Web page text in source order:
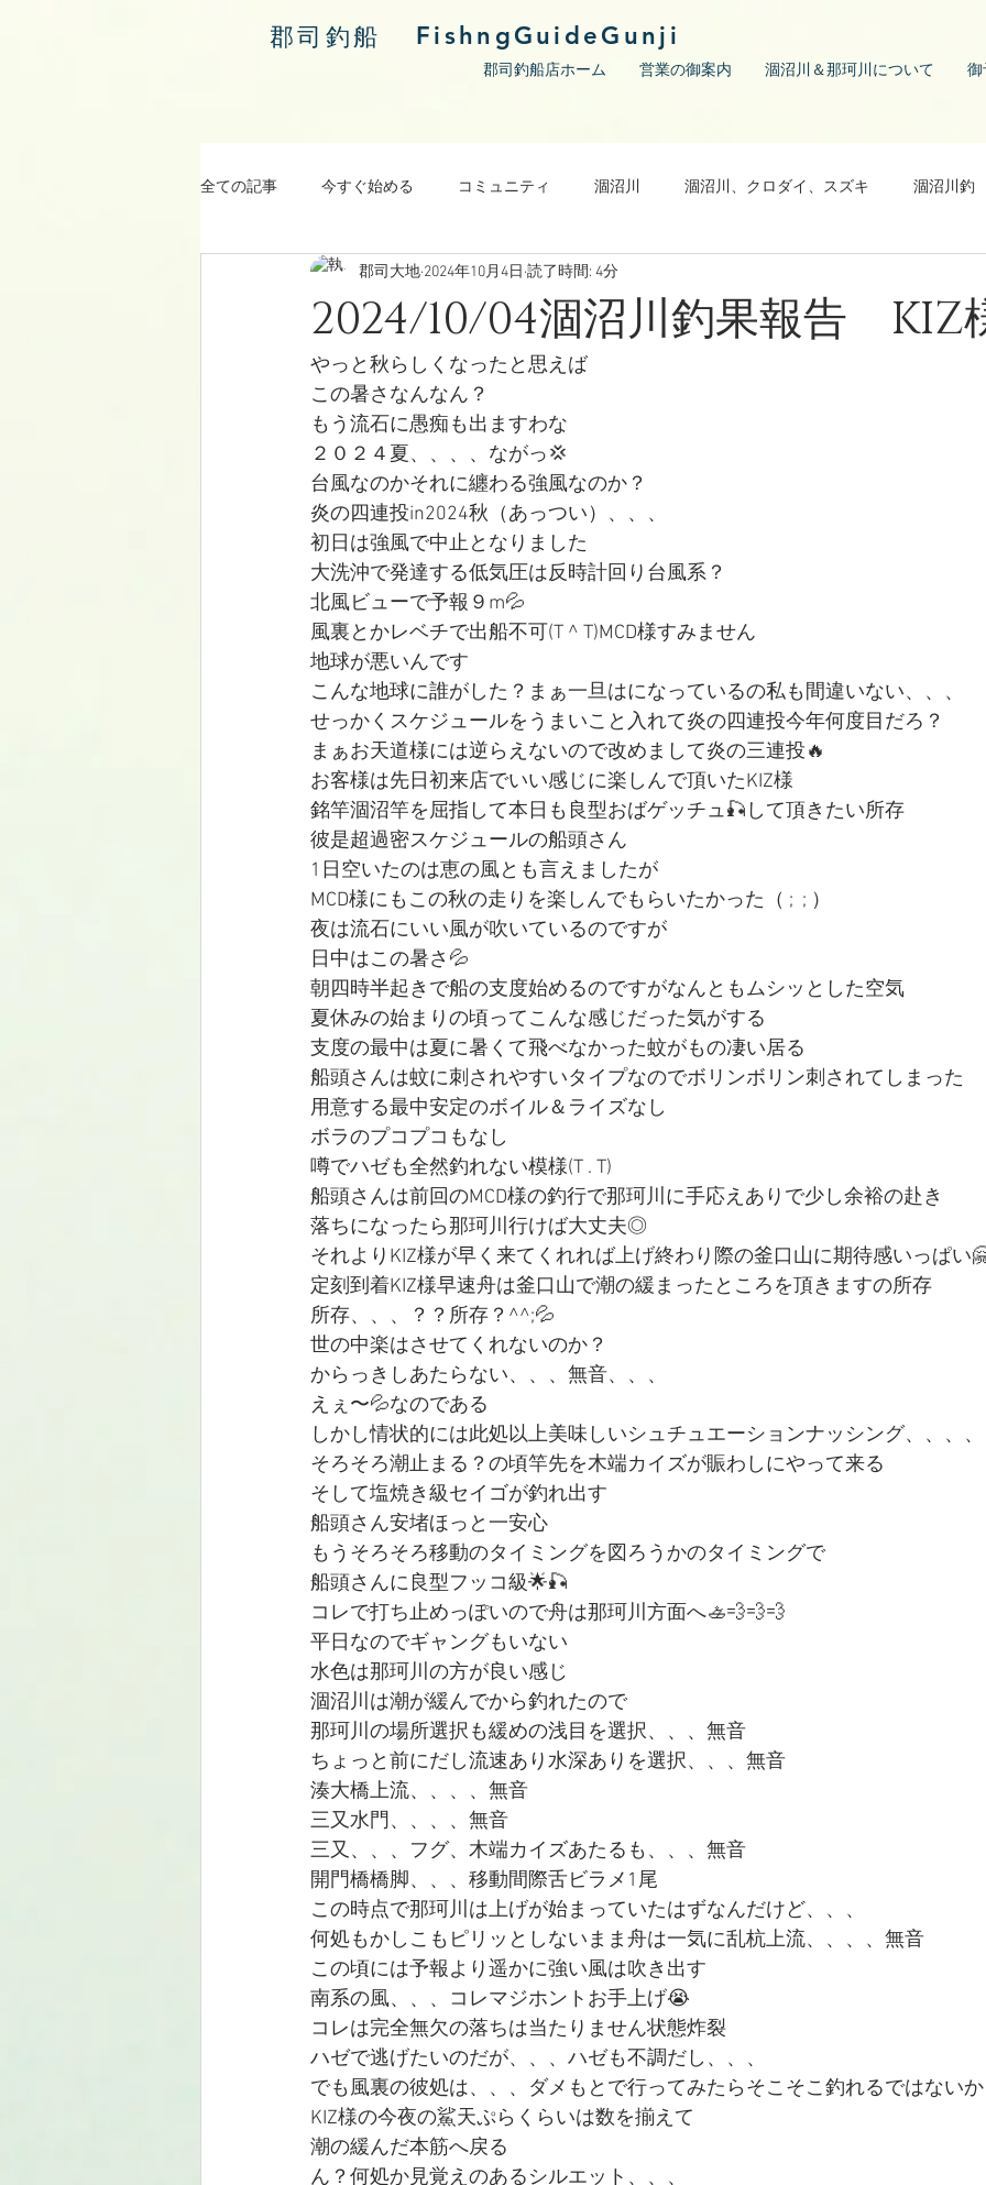
郡司釣船 FishngGuideGunji
郡司釣船店ホーム 営業の御案内 涸沼川＆那珂川について 御
全ての記事 今すぐ始める コミュニティ 涸沼川 涸沼川、クロダイ、スズキ 涸沼川釣
涸沼川釣果報告
2024/10/04涸沼川釣果報告 KIZ
郡司大地 2024年10月4日 読了時間: 4分
やっと秋らしくなったと思えば
この暑さなんなん？
もう流石に愚痴も出ますわな
２０２４夏、、、、ながっ💢
台風なのかそれに纏わる強風なのか？
炎の四連投in2024秋（あっつい）、、、
初日は強風で中止となりました
大洗沖で発達する低気圧は反時計回り台風系？
北風ビューで予報９m💦
風裏とかレベチで出船不可(T ^ T)MCD様すみません
地球が悪いんです
こんな地球に誰がした？まぁ一旦はになっているの私も間違いない、、、
せっかくスケジュールをうまいこと入れて炎の四連投今年何度目だろ？
まぁお天道様には逆らえないので改めまして炎の三連投🔥
お客様は先日初来店でいい感じに楽しんで頂いたKIZ様
銘竿涸沼竿を屈指して本日も良型おばゲッチュ🎣して頂きたい所存
彼是超過密スケジュールの船頭さん
1日空いたのは恵の風とも言えましたが
MCD様にもこの秋の走りを楽しんでもらいたかった（ ;  ; ）
夜は流石にいい風が吹いているのですが
日中はこの暑さ💦
朝四時半起きで船の支度始めるのですがなんともムシッとした空気
夏休みの始まりの頃ってこんな感じだった気がする
支度の最中は夏に暑くて飛べなかった蚊がもの凄い居る
船頭さんは蚊に刺されやすいタイプなのでボリンボリン刺されてしまった
用意する最中安定のボイル＆ライズなし
ボラのプコプコもなし
噂でハゼも全然釣れない模様(T . T)
船頭さんは前回のMCD様の釣行で那珂川に手応えありで少し余裕の赴き
落ちになったら那珂川行けば大丈夫◎
それよりKIZ様が早く来てくれれば上げ終わり際の釜口山に期待感いっぱい
定刻到着KIZ様早速舟は釜口山で潮の緩まったところを頂きますの所存
所存、、、？？所存？^^;💦
世の中楽はさせてくれないのか？
からっきしあたらない、、、無音、、、
えぇ〜💦なのである
しかし情状的には此処以上美味しいシュチュエーションナッシング、、、、
そろそろ潮止まる？の頃竿先を木端カイズが賑わしにやって来る
そして塩焼き級セイゴが釣れ出す
船頭さん安堵ほっと一安心
もうそろそろ移動のタイミングを図ろうかのタイミングで
船頭さんに良型フッコ級🌟🎣
コレで打ち止めっぽいので舟は那珂川方面へ🚣💨💨💨
平日なのでギャングもいない
水色は那珂川の方が良い感じ
涸沼川は潮が緩んでから釣れたので
那珂川の場所選択も緩めの浅目を選択、、、無音
ちょっと前にだし流速あり水深ありを選択、、、無音
湊大橋上流、、、、無音
三又水門、、、、無音
三又、、、フグ、木端カイズあたるも、、、無音
開門橋橋脚、、、移動間際舌ビラメ1尾
この時点で那珂川は上げが始まっていたはずなんだけど、、、
何処もかしこもピリッとしないまま舟は一気に乱杭上流、、、、無音
この頃には予報より遥かに強い風は吹き出す
南系の風、、、コレマジホントお手上げ😭
コレは完全無欠の落ちは当たりません状態炸裂
ハゼで逃げたいのだが、、、ハゼも不調だし、、、
でも風裏の彼処は、、、ダメもとで行ってみたらそこそこ釣れるではないか
KIZ様の今夜の鯊天ぷらくらいは数を揃えて
潮の緩んだ本筋へ戻る
ん？何処か見覚えのあるシルエット、、、